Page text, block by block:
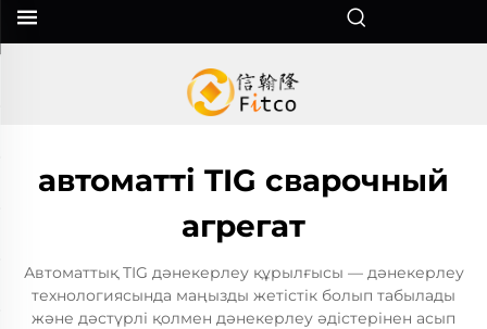
автоматті TIG сварочный
агрегат
Автоматтық TIG дәнекерлеу құрылғысы — дәнекерлеу
технологиясында маңызды жетістік болып табылады
және дәстүрлі қолмен дәнекерлеу әдістерінен асып